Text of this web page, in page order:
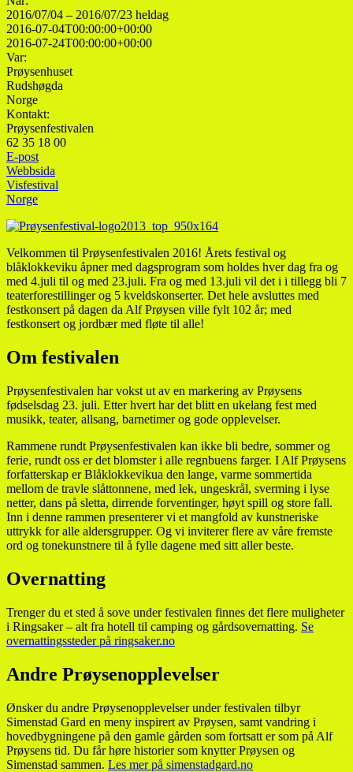
2016/07/04 – 2016/07/23 heldag
2016-07-04T00:00:00+00:00
2016-07-24T00:00:00+00:00
Var:
Prøysenhuset
Rudshøgda
Norge
Kontakt:
Prøysenfestivalen
62 35 18 00
E-post
Webbsida
Visfestival
Norge
Velkommen til Prøysenfestivalen 2016! Årets festival og
blåklokkeviku åpner med dagsprogram som holdes hver dag fra og
med 4.juli til og med 23.juli. Fra og med 13.juli vil det i i tillegg bli 7
teaterforestillinger og 5 kveldskonserter. Det hele avsluttes med
festkonsert på dagen da Alf Prøysen ville fylt 102 år; med
festkonsert og jordbær med fløte til alle!
Om festivalen
Prøysenfestivalen har vokst ut av en markering av Prøysens
fødselsdag 23. juli. Etter hvert har det blitt en ukelang fest med
musikk, teater, allsang, barnetimer og gode opplevelser.
Rammene rundt Prøysenfestivalen kan ikke bli bedre, sommer og
ferie, rundt oss er det blomster i alle regnbuens farger. I Alf Prøysens
forfatterskap er Blåklokkevikua den lange, varme sommertida
mellom de travle slåttonnene, med lek, ungeskrål, sverming i lyse
netter, dans på sletta, dirrende forventinger, høyt spill og store fall.
Inn i denne rammen presenterer vi et mangfold av kunstneriske
uttrykk for alle aldersgrupper. Og vi inviterer flere av våre fremste
ord og tonekunstnere til å fylle dagene med sitt aller beste.
Overnatting
Trenger du et sted å sove under festivalen finnes det flere muligheter
i Ringsaker – alt fra hotell til camping og gårdsovernatting. Se
overnattingssteder på ringsaker.no
Andre Prøysenopplevelser
Ønsker du andre Prøysenopplevelser under festivalen tilbyr
Simenstad Gard en meny inspirert av Prøysen, samt vandring i
hovedbygningene på den gamle gården som fortsatt er som på Alf
Prøysens tid. Du får høre historier som knytter Prøysen og
Simenstad sammen. Les mer på simenstadgard.no